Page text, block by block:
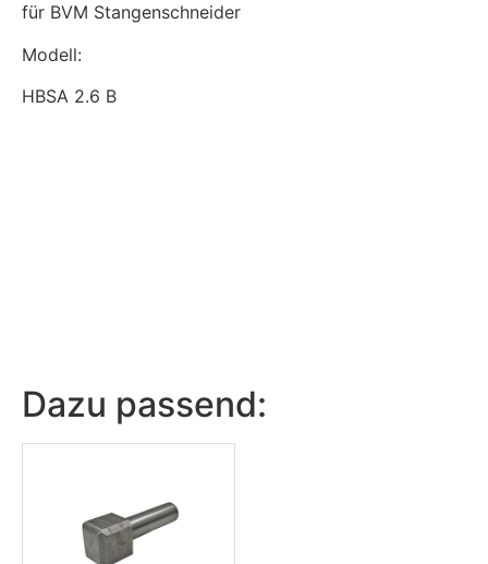
für BVM Stangenschneider
Modell:
HBSA 2.6 B
Dazu passend: